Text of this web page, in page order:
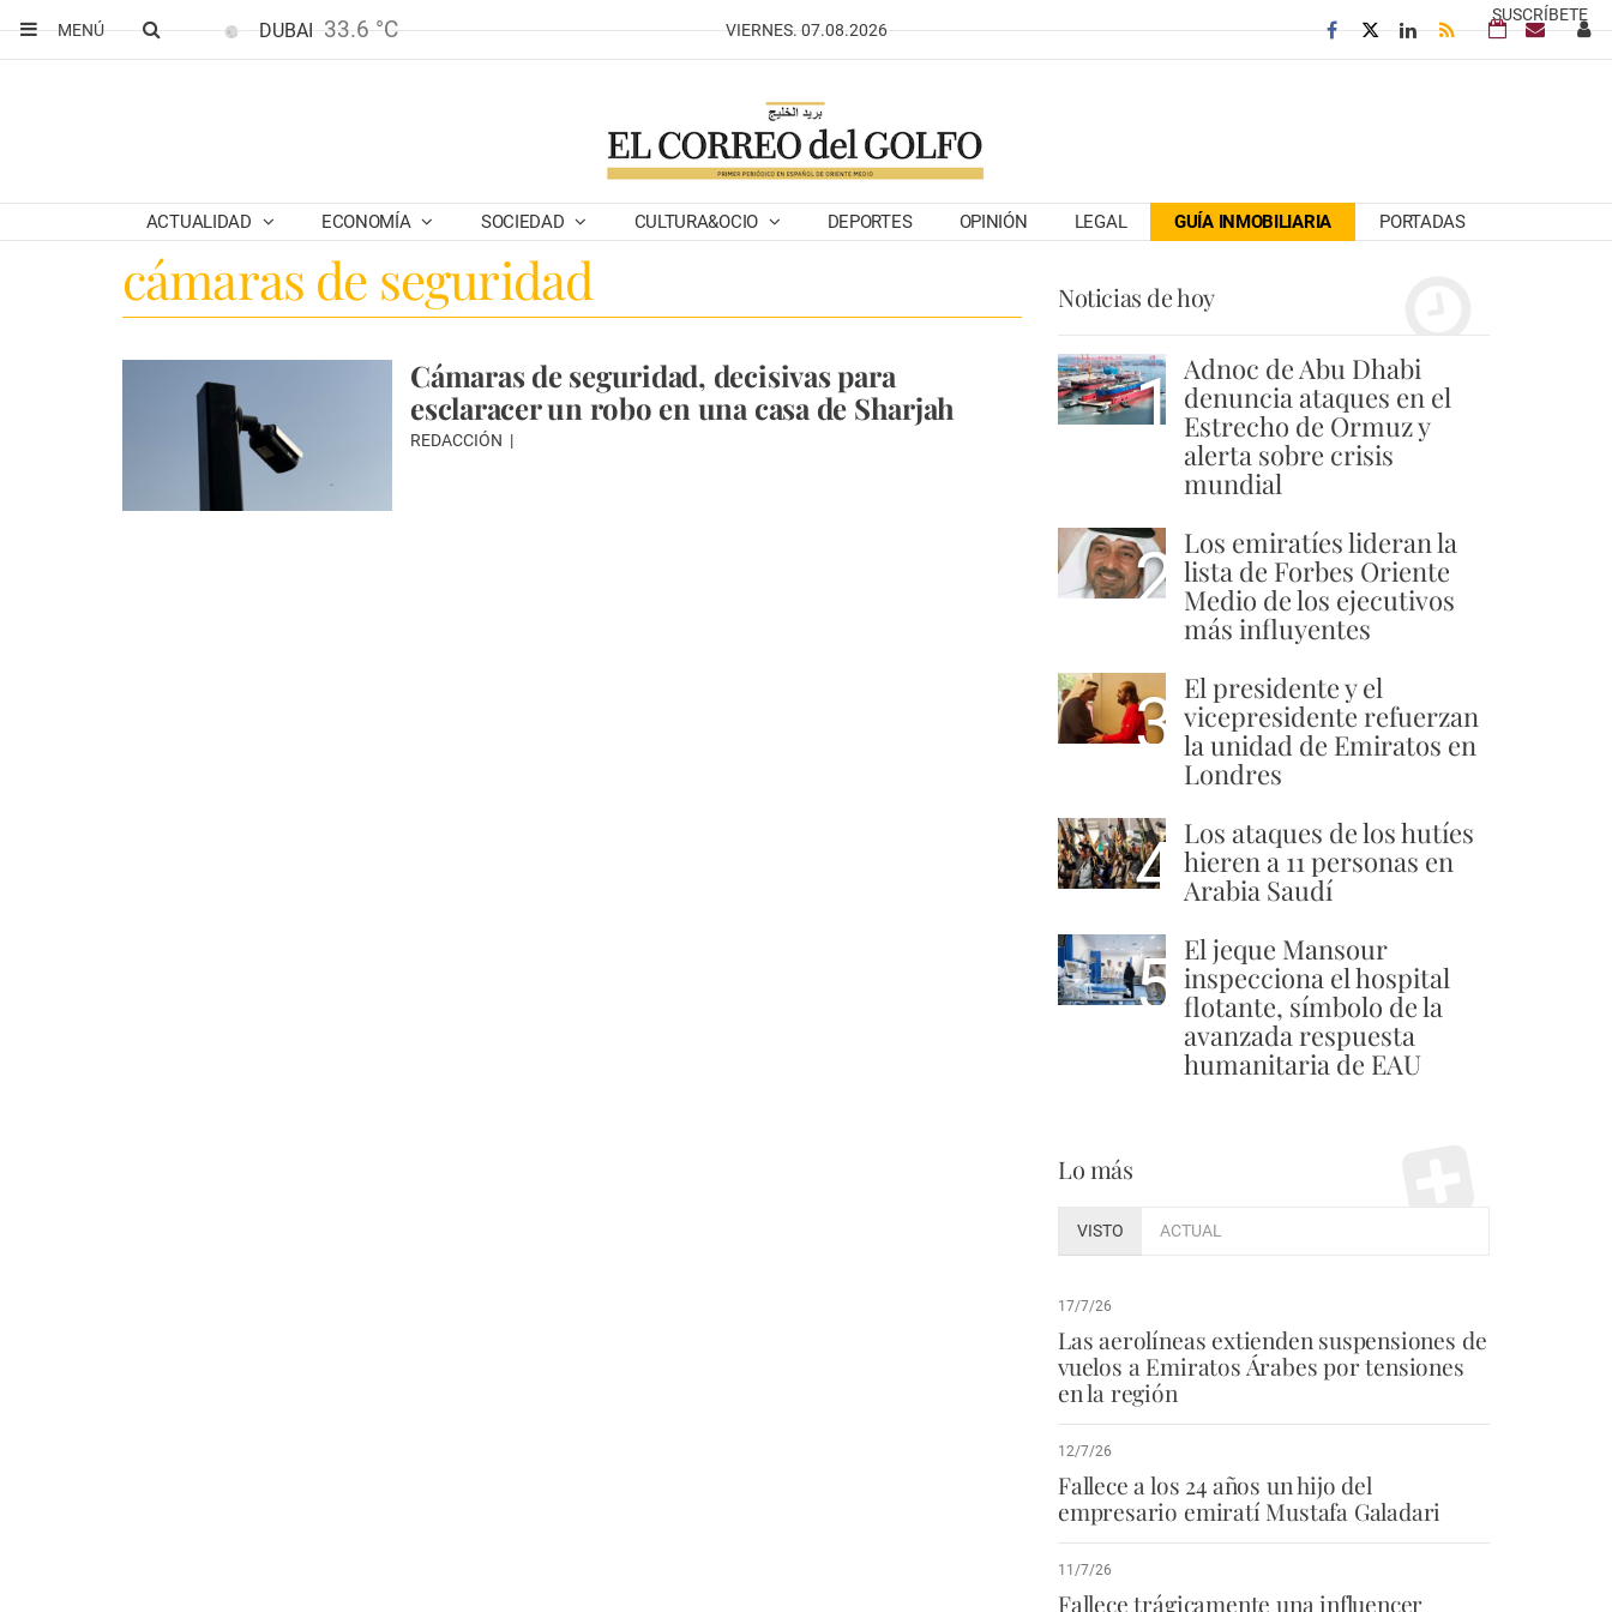
SUSCRÍBETE
MENÚ
DUBAI 33.6 °C VIERNES. 07.08.2026
ACTUALIDAD ECONOMÍA SOCIEDAD CULTURA&OCIO DEPORTES OPINIÓN LEGAL GUÍA INMOBILIARIA PORTADAS
cámaras de seguridad
Cámaras de seguridad, decisivas para
esclaracer un robo en una casa de Sharjah
REDACCIÓN
Noticias de hoy
1 Adnoc de Abu Dhabi
denuncia ataques en el
Estrecho de Ormuz y
alerta sobre crisis
mundial
2 Los emiratíes lideran la
lista de Forbes Oriente
Medio de los ejecutivos
más influyentes
3 El presidente y el
vicepresidente refuerzan
la unidad de Emiratos en
Londres
4 Los ataques de los hutíes
hieren a 11 personas en
Arabia Saudí
5 El jeque Mansour
inspecciona el hospital
flotante, símbolo de la
avanzada respuesta
humanitaria de EAU
Lo más
VISTO ACTUAL
17/7/26
Las aerolíneas extienden suspensiones de
vuelos a Emiratos Árabes por tensiones
en la región
12/7/26
Fallece a los 24 años un hijo del
empresario emiratí Mustafa Galadari
11/7/26
Fallece trágicamente una influencer